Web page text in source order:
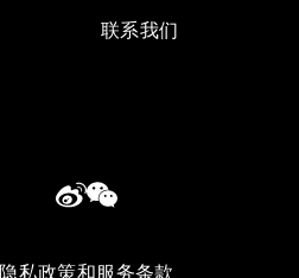
联系我们
隐私政策和服务条款